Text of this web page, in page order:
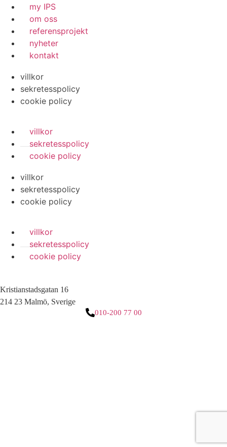
my IPS
om oss
referensprojekt
nyheter
kontakt
villkor
sekretesspolicy
cookie policy
villkor
sekretesspolicy
cookie policy
villkor
sekretesspolicy
cookie policy
villkor
sekretesspolicy
cookie policy
Kristianstadsgatan 16
214 23 Malmö, Sverige
010-200 77 00